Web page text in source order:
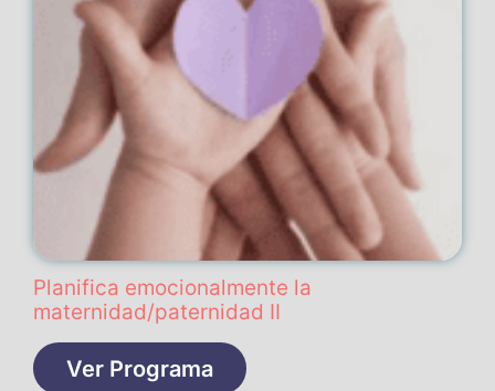
Planifica emocionalmente la
maternidad/paternidad II
Ver Programa